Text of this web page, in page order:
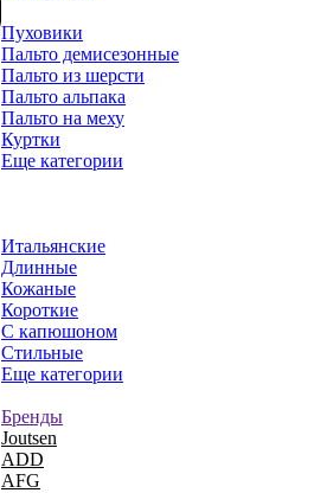
Пуховики
Пальто демисезонные
Пальто из шерсти
Пальто альпака
Пальто на меху
Куртки
Еще категории
Итальянские
Длинные
Кожаные
Короткие
С капюшоном
Стильные
Еще категории
Бренды
Joutsen
ADD
AFG